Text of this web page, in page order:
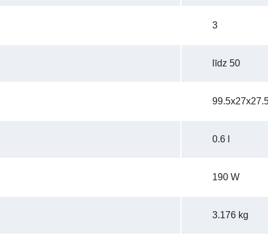
3
līdz 50
0.6 l
190 W
3.176 kg